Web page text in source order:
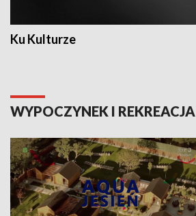
Ku Kulturze
WYPOCZYNEK I REKREACJA